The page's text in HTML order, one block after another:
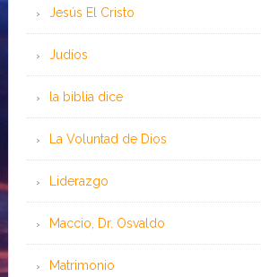
Jesús El Cristo
Judíos
la biblia dice
La Voluntad de Dios
Liderazgo
Maccio, Dr. Osvaldo
Matrimonio